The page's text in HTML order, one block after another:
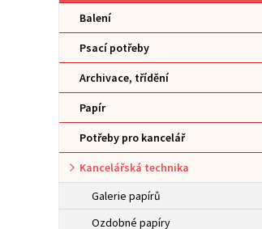
Balení
Psací potřeby
Archivace, třídění
Papír
Potřeby pro kancelář
Kancelářská technika
Galerie papírů
Ozdobné papíry